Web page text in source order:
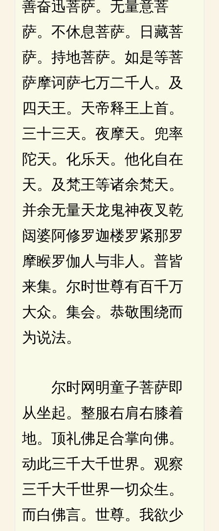
善奋迅菩萨。无量意菩
萨。不休息菩萨。日藏菩
萨。持地菩萨。如是等菩
萨摩诃萨七万二千人。及
四天王。天帝释王上首。
三十三天。夜摩天。兜率
陀天。化乐天。他化自在
天。及梵王等诸余梵天。
并余无量天龙鬼神夜叉乾
闼婆阿修罗迦楼罗紧那罗
摩睺罗伽人与非人。普皆
来集。尔时世尊有百千万
大众。集会。恭敬围绕而
为说法。
尔时网明童子菩萨即
从坐起。整服右肩右膝着
地。顶礼佛足合掌向佛。
动此三千大千世界。观察
三千大千世界一切众生。
而白佛言。世尊。我欲少